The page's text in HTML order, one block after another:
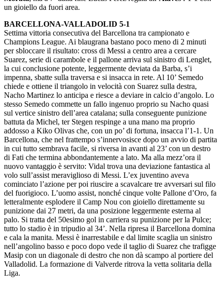
un gioiello da fuori area.
BARCELLONA-VALLADOLID 5-1
Settima vittoria consecutiva del Barcellona tra campionato e
Champions League. Ai blaugrana bastano poco meno di 2 minuti
per sbloccare il risultato: cross di Messi a centro area a cercare
Suarez, serie di carambole e il pallone arriva sul sinistro di Lenglet,
la cui conclusione potente, leggermente deviata da Barba, s’i
impenna, sbatte sulla traversa e si insacca in rete. Al 10’ Semedo
chiede e ottiene il triangolo in velocità con Suarez sulla destra,
Nacho Martinez lo anticipa e riesce a deviare in calcio d’angolo. Lo
stesso Semedo commette un fallo ingenuo proprio su Nacho quasi
sul vertice sinistro dell’area catalana; sulla conseguente punizione
battuta da Michel, ter Stegen respinge a una mano ma proprio
addosso a Kiko Olivas che, con un po’ di fortuna, insacca l’1-1. Un
Barcellona, che nel frattempo s’innervosisce dopo un avvio di partita
in cui tutto sembrava facile, si riversa in avanti al 23’ con un destro
di Fati che termina abbondantemente a lato. Ma alla mezz’ora il
nuovo vantaggio è servito: Vidal trova una deviazione fantastica al
volo sull’assist meraviglioso di Messi. L’ex juventino aveva
cominciato l’azione per poi riuscire a scavalcare tre avversari sul filo
del fuorigioco. L’uomo assist, nonché cinque volte Pallone d’Oro, fa
letteralmente esplodere il Camp Nou con gioiello direttamente su
punizione dai 27 metri, da una posizione leggermente esterna al
palo. Si tratta del 50esimo gol in carriera su punizione per la Pulce;
tutto lo stadio è in tripudio al 34’. Nella ripresa il Barcellona domina
e cala la manita. Messi è inarrestabile e dal limite scaglia un sinistro
nell’angolino basso e poco dopo vede il taglio di Suarez che trafigge
Masip con un diagonale di destro che non dà scampo al portiere del
Valladolid. La formazione di Valverde ritrova la vetta solitaria della
Liga.